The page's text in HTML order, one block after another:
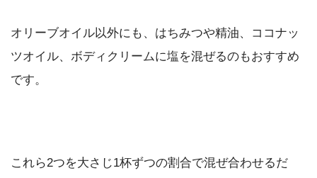
オリーブオイル以外にも、はちみつや精油、ココナッ
ツオイル、ボディクリームに塩を混ぜるのもおすすめ
です。
これら2つを大さじ1杯ずつの割合で混ぜ合わせるだ